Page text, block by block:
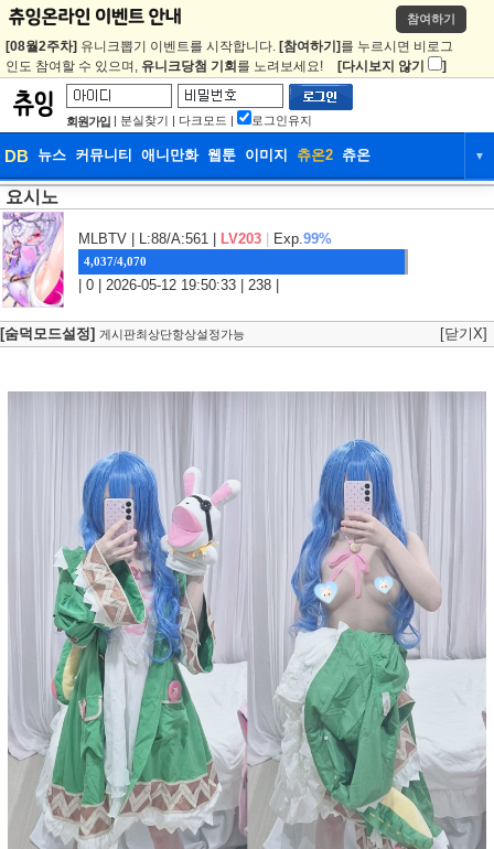
참여하기
[08월2주차] 유니크뽑기 이벤트를 시작합니다. [참여하기] 를 누르시면 비로그
인도 참여할 수 있으며, 유니크당첨 기회 를 노려보세요! [다시보지 않기 ]
회원가입 | 분실찾기 | 다크모드 | 로그인유지
DB 뉴스 커뮤니티 애니만화 웹툰 이미지 츄온2 츄온 ▼
웹툰 이미지 츄온2
요시노
MLBTV | L:88/A:561 | LV203 Exp.99%
4,037/4,070
| 0 | 2026-05-12 19:50:33 | 238 |
[숨덕모드설정] 게시판최상단항상설정가능 [닫기X]